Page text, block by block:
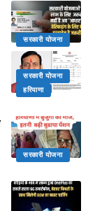
सरकारी योजना
सरकारी योजना
हरियाणा
सरकारी योजना